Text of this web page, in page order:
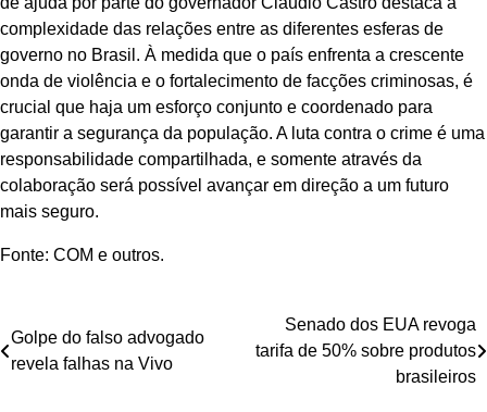
complexidade das relações entre as diferentes esferas de
governo no Brasil. À medida que o país enfrenta a crescente
onda de violência e o fortalecimento de facções criminosas, é
crucial que haja um esforço conjunto e coordenado para
garantir a segurança da população. A luta contra o crime é uma
responsabilidade compartilhada, e somente através da
colaboração será possível avançar em direção a um futuro
mais seguro.
Fonte: COM e outros.
Navegação
de
Golpe do falso advogado
revela falhas na Vivo
Senado dos EUA revoga
tarifa de 50% sobre produtos
brasileiros